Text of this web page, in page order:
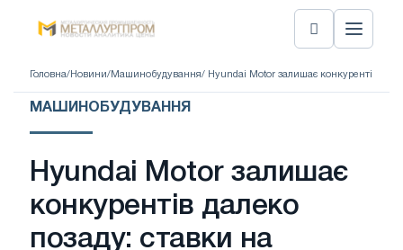
Головна/ Новини/ Машинобудування/ Hyundai Motor залишає конкурентів
МАШИНОБУДУВАННЯ
Hyundai Motor залишає
конкурентів далеко
позаду: ставки на